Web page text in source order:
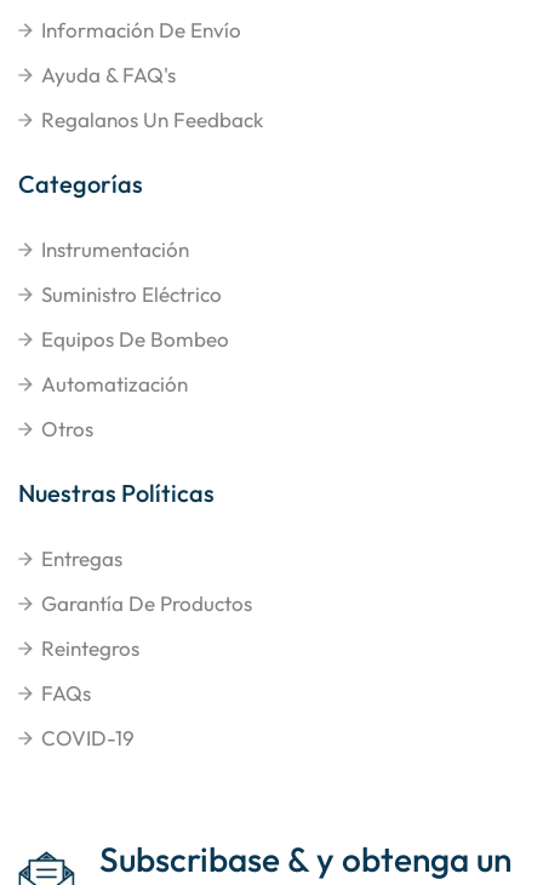
Información De Envío
Ayuda & FAQ's
Regalanos Un Feedback
Categorías
Instrumentación
Suministro Eléctrico
Equipos De Bombeo
Automatización
Otros
Nuestras Políticas
Entregas
Garantía De Productos
Reintegros
FAQs
COVID-19
Subscribase & y obtenga un